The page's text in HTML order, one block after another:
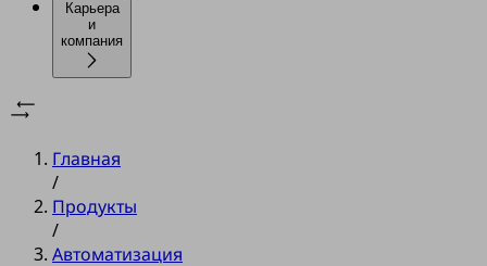
Карьера
и
компания
Главная
/
Продукты
/
Автоматизация